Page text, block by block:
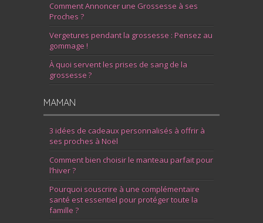
Comment Annoncer une Grossesse à ses
Proches ?
Vergetures pendant la grossesse : Pensez au
gommage !
À quoi servent les prises de sang de la
grossesse ?
MAMAN
3 idées de cadeaux personnalisés à offrir à
ses proches à Noël
Comment bien choisir le manteau parfait pour
l’hiver ?
Pourquoi souscrire à une complémentaire
santé est essentiel pour protéger toute la
famille ?